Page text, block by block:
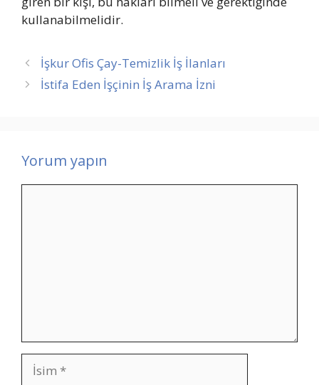
kullanabilmelidir.
İşkur Ofis Çay-Temizlik İş İlanları
İstifa Eden İşçinin İş Arama İzni
Yorum yapın
İsim